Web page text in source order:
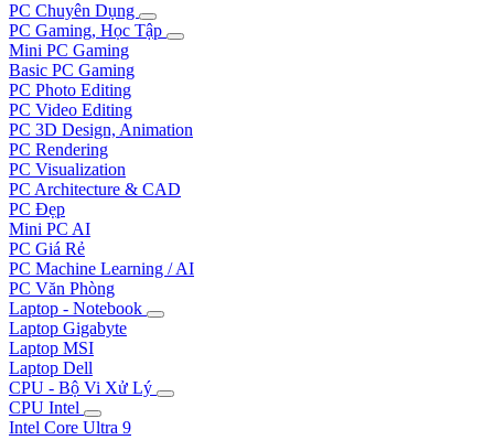
PC Chuyên Dụng
PC Gaming, Học Tập
Mini PC Gaming
Basic PC Gaming
PC Photo Editing
PC Video Editing
PC 3D Design, Animation
PC Rendering
PC Visualization
PC Architecture & CAD
PC Đẹp
Mini PC AI
PC Giá Rẻ
PC Machine Learning / AI
PC Văn Phòng
Laptop - Notebook
Laptop Gigabyte
Laptop MSI
Laptop Dell
CPU - Bộ Vi Xử Lý
CPU Intel
Intel Core Ultra 9